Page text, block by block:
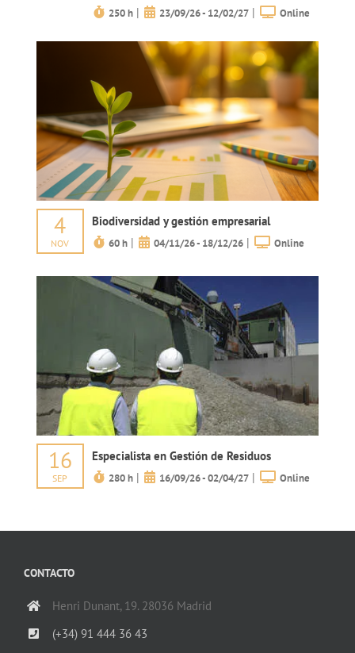
250 h| 23/09/26 - 12/02/27| Online
4
NOV
Biodiversidad y gestión empresarial
60 h| 04/11/26 - 18/12/26| Online
16
SEP
Especialista en Gestión de Residuos
280 h| 16/09/26 - 02/04/27| Online
CONTACTO
Henri Dunant, 19. 28036 Madrid
(+34) 91 444 36 43